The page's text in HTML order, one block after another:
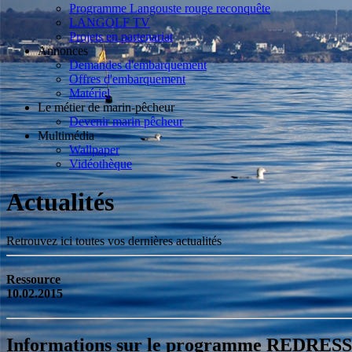
Programme Langouste rouge reconquête
LANGOLF TV
Projets en partenariat
Annonces
Demandes d'embarquement
Offres d'embarquement
Matériel
Le métier de marin-pêcheur
Devenir marin pêcheur
Multimédia
Wallpaper
Vidéothèque
Actualités
Retrouvez ici toutes vos dernières actualités
Ressource
10.02.2015
Informations sur le programme